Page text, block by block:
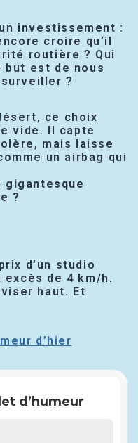
investissement :
croire qu’il
routière ? Qui
but est de nous
?
ce choix
vide. Il capte
mais laisse
un airbag qui
gigantesque
?
d’un studio
de 4 km/h.
viser haut. Et
d’hier
d’humeur